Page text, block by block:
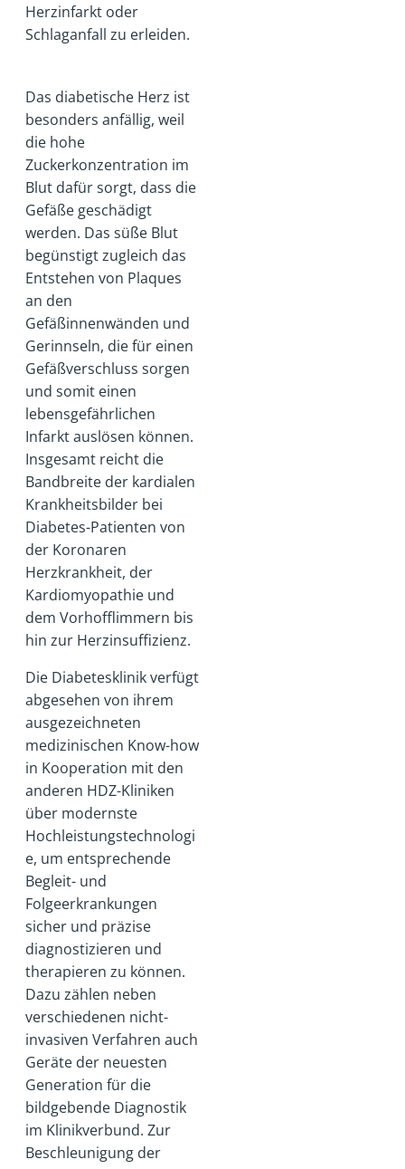
Herzinfarkt oder
Schlaganfall zu erleiden.
Das diabetische Herz ist
besonders anfällig, weil
die hohe
Zuckerkonzentration im
Blut dafür sorgt, dass die
Gefäße geschädigt
werden. Das süße Blut
begünstigt zugleich das
Entstehen von Plaques
an den
Gefäßinnenwänden und
Gerinnseln, die für einen
Gefäßverschluss sorgen
und somit einen
lebensgefährlichen
Infarkt auslösen können.
Insgesamt reicht die
Bandbreite der kardialen
Krankheitsbilder bei
Diabetes-Patienten von
der Koronaren
Herzkrankheit, der
Kardiomyopathie und
dem Vorhofflimmern bis
hin zur Herzinsuffizienz.
Die Diabetesklinik verfügt
abgesehen von ihrem
ausgezeichneten
medizinischen Know-how
in Kooperation mit den
anderen HDZ-Kliniken
über modernste
Hochleistungstechnologi
e, um entsprechende
Begleit- und
Folgeerkrankungen
sicher und präzise
diagnostizieren und
therapieren zu können.
Dazu zählen neben
verschiedenen nicht-
invasiven Verfahren auch
Geräte der neuesten
Generation für die
bildgebende Diagnostik
im Klinikverbund. Zur
Beschleunigung der